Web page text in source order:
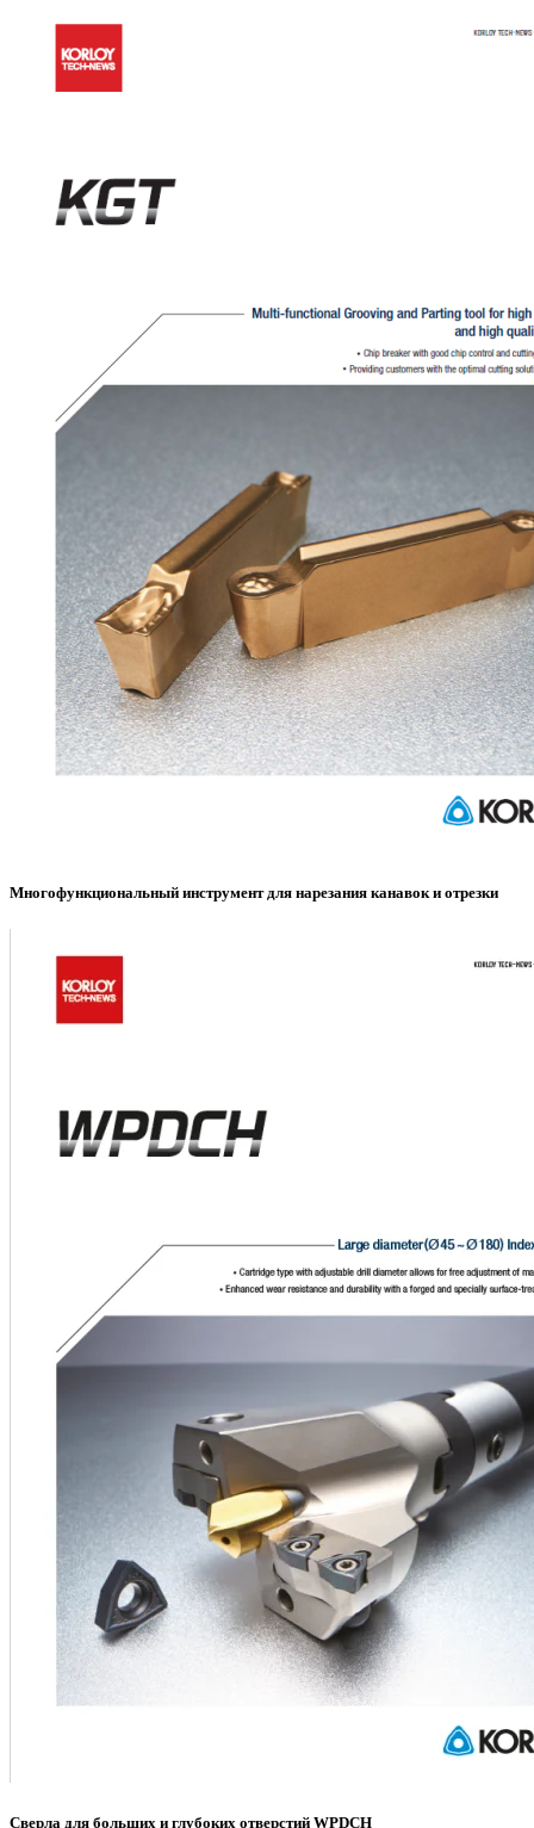
Многофункциональный инструмент для нарезания канавок и отрезки
Сверла для больших и глубоких отверстий WPDCH